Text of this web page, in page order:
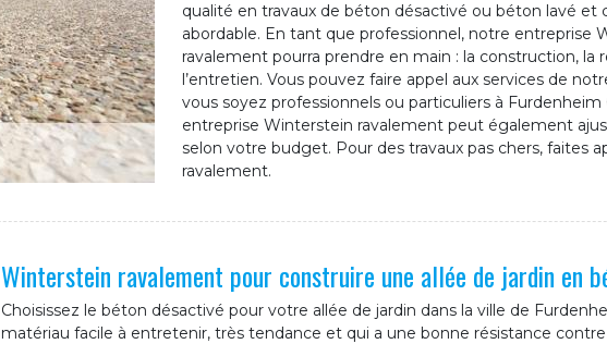
qualité en travaux de béton désactivé ou béton lavé et
abordable. En tant que professionnel, notre entreprise
ravalement pourra prendre en main : la construction, la
l’entretien. Vous pouvez faire appel aux services de
vous soyez professionnels ou particuliers à Furdenheim
entreprise Winterstein ravalement peut également
selon votre budget. Pour des travaux pas chers, faites
ravalement.
Winterstein ravalement pour construire une allée de jardin en
Choisissez le béton désactivé pour votre allée de jardin dans la ville de
matériau facile à entretenir, très tendance et qui a une bonne résistance contre